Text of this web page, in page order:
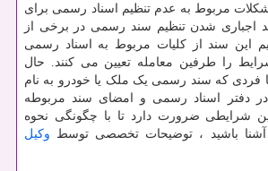
مربوط به عدم تنظیم اسناد رسمی برای
اجباری شدن تنظیم سند رسمی در برخی از
این سند از کلیات مربوط به اسناد رسمی
را طرفین معامله تعیین می کنند. حال
فردی که سند رسمی یک ملک یا خودرو به نام
دفتر اسناد رسمی و امضای سند مربوطه
شرایطی ضرورت دارد تا با چگونگی نحوه
آشنا باشید ، توضیحات تخصصی توسط وکیل